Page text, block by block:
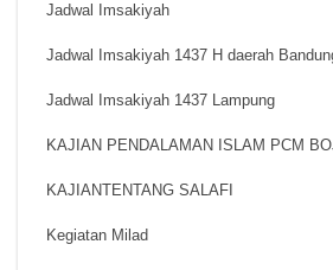
Jadwal Imsakiyah
Jadwal Imsakiyah 1437 H daerah
Jadwal Imsakiyah 1437 Lampung
KAJIAN PENDALAMAN ISLAM PCM
KAJIANTENTANG SALAFI
Kegiatan Milad